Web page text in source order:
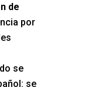
de
por
se
se